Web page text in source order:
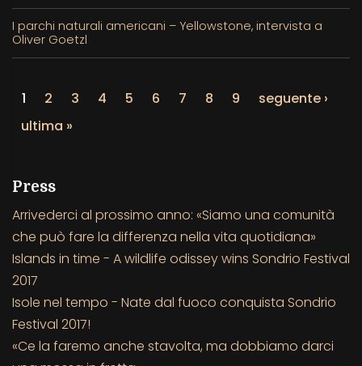
I parchi naturali americani – Yellowstone, intervista a
Oliver Goetzl
1 2 3 4 5 6 7 8 9
seguente ›
ultima »
Press
Arrivederci al prossimo anno: «Siamo una comunità
che può fare la differenza nella vita quotidiana»
Islands in time - A wildlife odissey wins Sondrio Festival
2017
Isole nel tempo - Nate dal fuoco conquista Sondrio
Festival 2017!
«Ce la faremo anche stavolta, ma dobbiamo darci